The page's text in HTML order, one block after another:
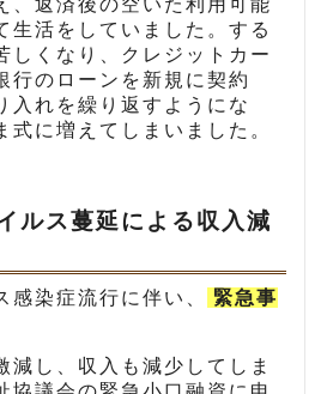
生活をしていました。する
しくなり、クレジットカー
行のローンを新規に契約
入れを繰り返すようにな
式に増えてしまいました。
ルス蔓延による収入減
感染症流行に伴い、
緊急事
減し、収入も減少してしま